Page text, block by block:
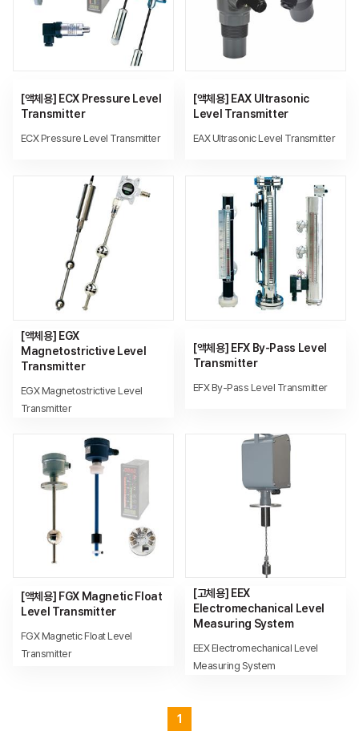
[액체용] ECX Pressure Level
Transmitter
ECX Pressure Level Transmitter
[액체용] EAX Ultrasonic
Level Transmitter
EAX Ultrasonic Level Transmitter
[액체용] EGX
Magnetostrictive Level
Transmitter
EGX Magnetostrictive Level
Transmitter
[액체용] EFX By-Pass Level
Transmitter
EFX By-Pass Level Transmitter
[액체용] FGX Magnetic Float
Level Transmitter
FGX Magnetic Float Level
Transmitter
[고체용] EEX
Electromechanical Level
Measuring System
EEX Electromechanical Level
Measuring System
1